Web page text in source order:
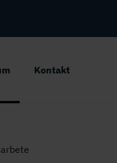
Kontakt